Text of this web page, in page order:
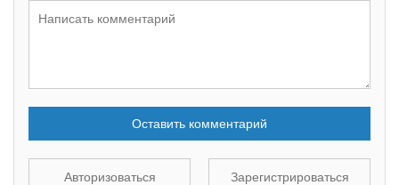
Оставить комментарий
Авторизоваться Зарегистрироваться